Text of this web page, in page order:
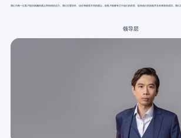
我们为每一位客户提供新颖的观点和热情的活力。我们注重协作、信任和接受不同的观点，使客户能够专注于他们的前景、提高他们的技能并在未来取得成功。我们
领导层